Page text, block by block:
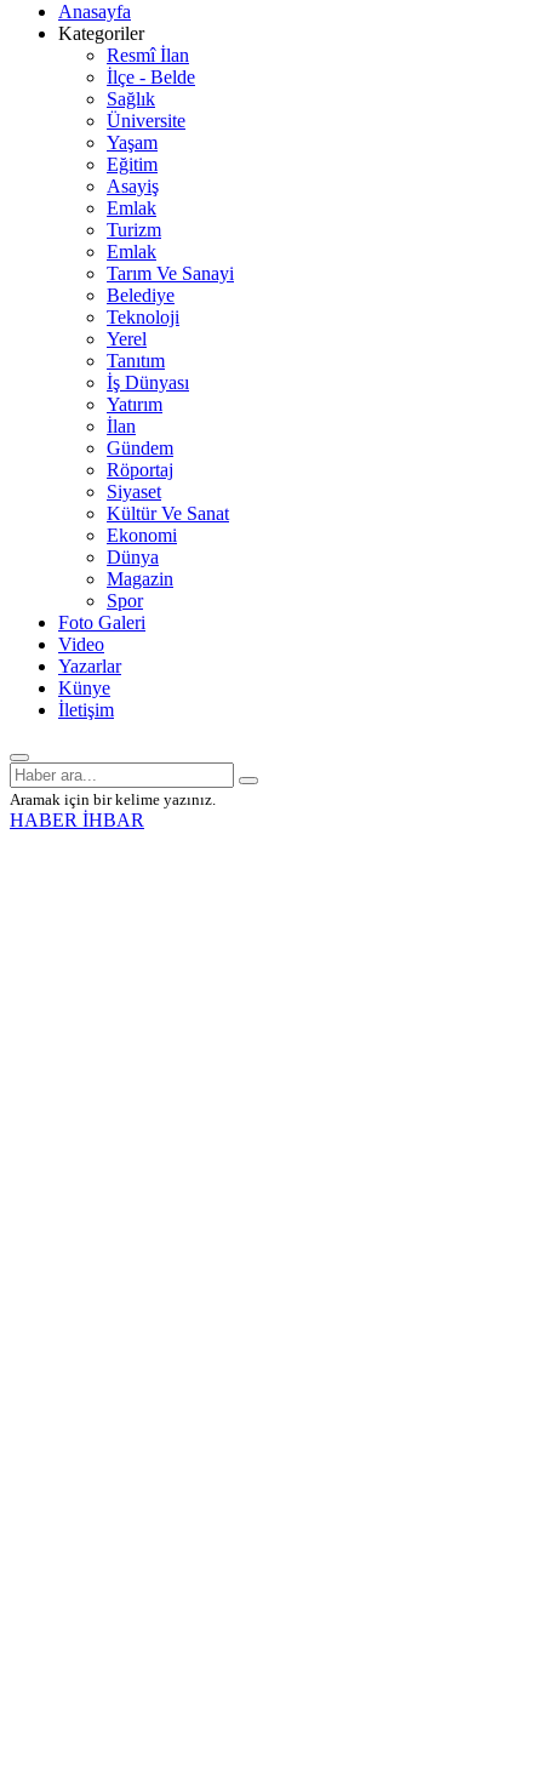
Anasayfa
Kategoriler
Resmî İlan
İlçe - Belde
Sağlık
Üniversite
Yaşam
Eğitim
Asayiş
Emlak
Turizm
Emlak
Tarım Ve Sanayi
Belediye
Teknoloji
Yerel
Tanıtım
İş Dünyası
Yatırım
İlan
Gündem
Röportaj
Siyaset
Kültür Ve Sanat
Ekonomi
Dünya
Magazin
Spor
Foto Galeri
Video
Yazarlar
Künye
İletişim
Aramak için bir kelime yazınız.
HABER İHBAR